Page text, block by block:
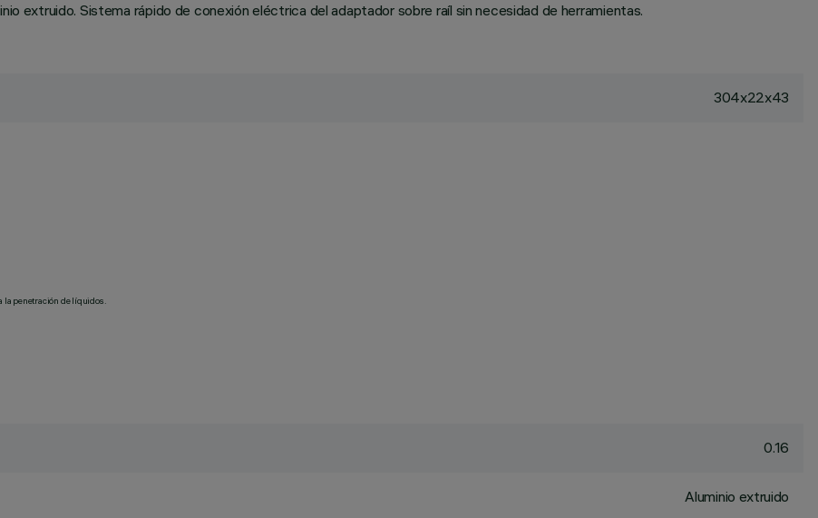
extruido. Sistema rápido de conexión eléctrica del adaptador sobre raíl sin necesidad de herramientas.
304x22x43
la penetración de líquidos.
0.16
Aluminio extruido